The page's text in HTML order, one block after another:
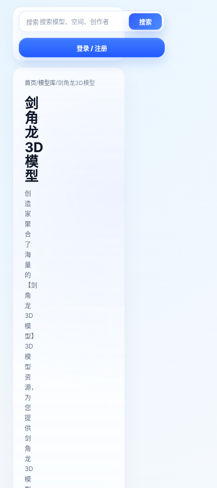
搜索 搜索
登录 / 注册
首页/模型库/剑角龙3D模型
剑
角
龙
3D
模
型
创
造
家
聚
合
了
海
量
的
【剑
角
龙
3D
模
型】
3D
模
型
资
源，
为
您
提
供
剑
角
龙
3D
模